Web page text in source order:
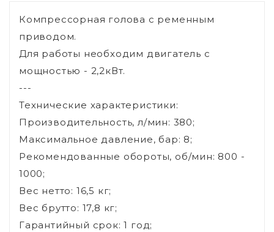
Компрессорная голова с ременным
приводом.
Для работы необходим двигатель с
мощностью - 2,2кВт.
---
Технические характеристики:
Производительность, л/мин: 380;
Максимальное давление, бар: 8;
Рекомендованные обороты, об/мин: 800 -
1000;
Вес нетто: 16,5 кг;
Вес брутто: 17,8 кг;
Гарантийный срок: 1 год;